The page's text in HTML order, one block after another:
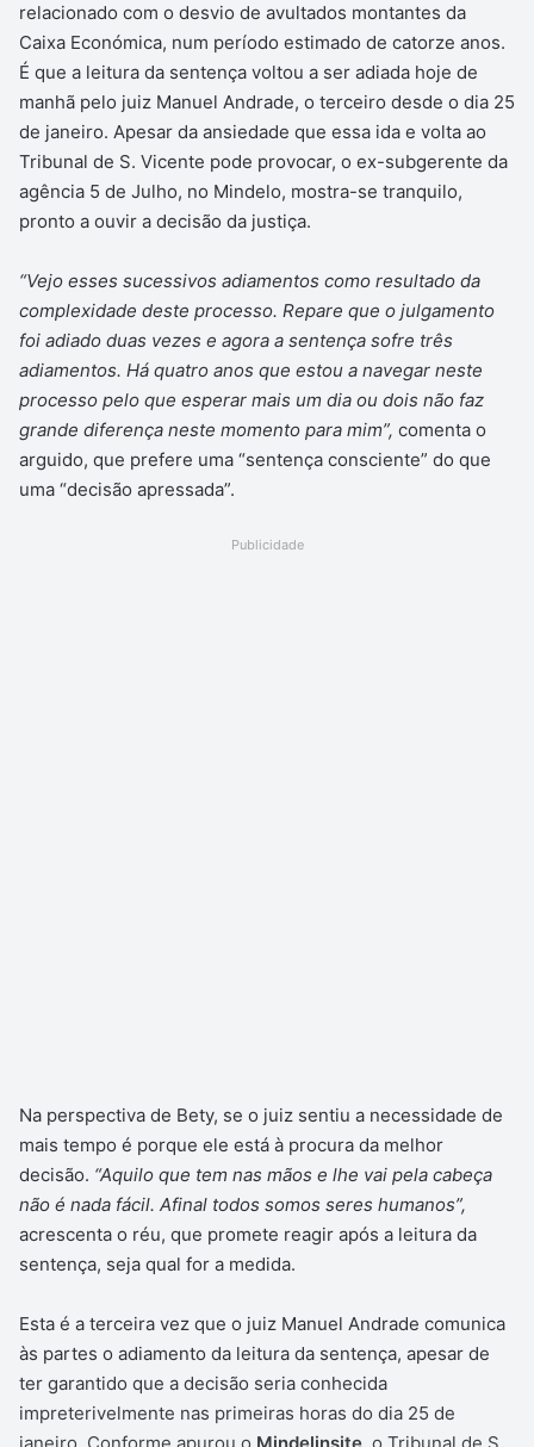
relacionado com o desvio de avultados montantes da
Caixa Económica, num período estimado de catorze anos.
É que a leitura da sentença voltou a ser adiada hoje de
manhã pelo juiz Manuel Andrade, o terceiro desde o dia 25
de janeiro. Apesar da ansiedade que essa ida e volta ao
Tribunal de S. Vicente pode provocar, o ex-subgerente da
agência 5 de Julho, no Mindelo, mostra-se tranquilo,
pronto a ouvir a decisão da justiça.
“Vejo esses sucessivos adiamentos como resultado da
complexidade deste processo. Repare que o julgamento
foi adiado duas vezes e agora a sentença sofre três
adiamentos. Há quatro anos que estou a navegar neste
processo pelo que esperar mais um dia ou dois não faz
grande diferença neste momento para mim”, comenta o
arguido, que prefere uma “sentença consciente” do que
uma “decisão apressada”.
Publicidade
Na perspectiva de Bety, se o juiz sentiu a necessidade de
mais tempo é porque ele está à procura da melhor
decisão. “Aquilo que tem nas mãos e lhe vai pela cabeça
não é nada fácil. Afinal todos somos seres humanos”,
acrescenta o réu, que promete reagir após a leitura da
sentença, seja qual for a medida.
Esta é a terceira vez que o juiz Manuel Andrade comunica
às partes o adiamento da leitura da sentença, apesar de
ter garantido que a decisão seria conhecida
impreterivelmente nas primeiras horas do dia 25 de